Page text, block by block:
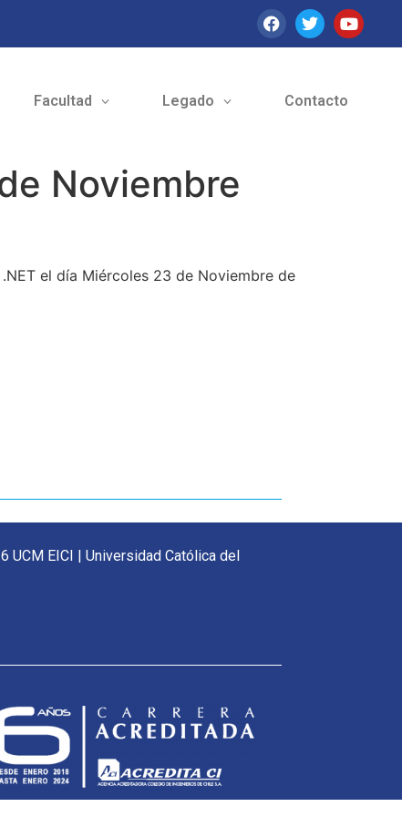
Facultad Legado Contacto
Noviembre
el día Miércoles 23 de Noviembre de
UCM EICI | Universidad Católica del